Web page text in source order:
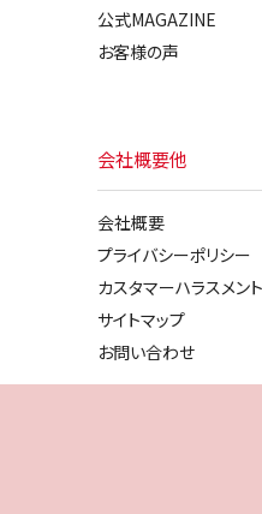
公式MAGAZINE
お客様の声
会社概要他
会社概要
プライバシーポリシー
カスタマーハラスメント
サイトマップ
お問い合わせ